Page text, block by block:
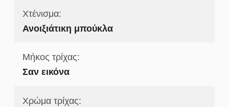
Χτένισμα:
Ανοιξιάτικη μπούκλα
Μήκος τρίχας:
Σαν εικόνα
Χρώμα τρίχας: